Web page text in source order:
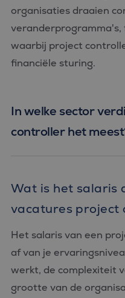
organisaties draaien
veranderprogramma's,
waarbij project
financiële sturing.
In welke sector
controller het
Wat is het salaris
vacatures project
Het salaris van een
af van je
werkt, de complexiteit
grootte van de